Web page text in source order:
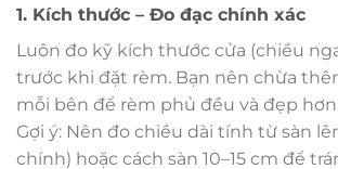
1. Kích thước – Đo đạc chính xác
Luôn đo kỹ kích thước cửa (chiều
trước khi đặt rèm. Bạn nên chừa
mỗi bên để rèm phủ đều và đẹp
Gợi ý: Nên đo chiều dài tính từ sàn
chính) hoặc cách sàn 10–15 cm để